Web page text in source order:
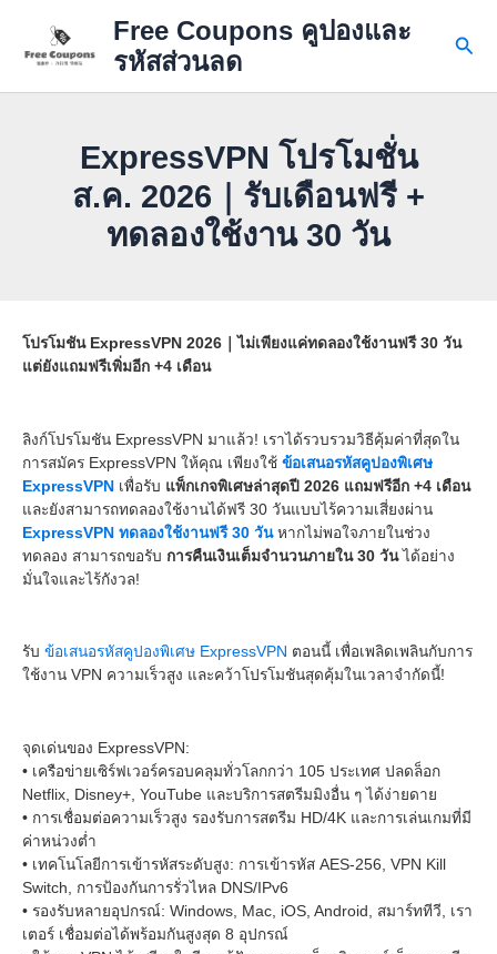
content
Free Coupons คูปองและ
รหัสส่วนลด
ExpressVPN โปรโมชั่น
ส.ค. 2026｜รับเดือนฟรี +
ทดลองใช้งาน 30 วัน
โปรโมชัน ExpressVPN 2026｜ไม่เพียงแค่ทดลองใช้งานฟรี 30 วัน
แต่ยังแถมฟรีเพิ่มอีก +4 เดือน
ลิงก์โปรโมชัน ExpressVPN มาแล้ว! เราได้รวบรวมวิธีคุ้มค่าที่สุดใน
การสมัคร ExpressVPN ให้คุณ เพียงใช้ ข้อเสนอรหัสคูปองพิเศษ
ExpressVPN เพื่อรับ แพ็กเกจพิเศษล่าสุดปี 2026 แถมฟรีอีก +4 เดือน
และยังสามารถทดลองใช้งานได้ฟรี 30 วันแบบไร้ความเสี่ยงผ่าน
ExpressVPN ทดลองใช้งานฟรี 30 วันหากไม่พอใจภายในช่วง
ทดลอง สามารถขอรับ การคืนเงินเต็มจำนวนภายใน 30 วันได้อย่าง
มั่นใจและไร้กังวล!
รับ ข้อเสนอรหัสคูปองพิเศษ ExpressVPN ตอนนี้ เพื่อเพลิดเพลินกับการ
ใช้งาน VPN ความเร็วสูง และคว้าโปรโมชันสุดคุ้มในเวลาจำกัดนี้!
จุดเด่นของ ExpressVPN:
• เครือข่ายเซิร์ฟเวอร์ครอบคลุมทั่วโลกกว่า 105 ประเทศ ปลดล็อก
Netflix, Disney+, YouTube และบริการสตรีมมิงอื่น ๆ ได้ง่ายดาย
• การเชื่อมต่อความเร็วสูง รองรับการสตรีม HD/4K และการเล่นเกมที่มี
ค่าหน่วงต่ำ
• เทคโนโลยีการเข้ารหัสระดับสูง: การเข้ารหัส AES-256, VPN Kill
Switch, การป้องกันการรั่วไหล DNS/IPv6
• รองรับหลายอุปกรณ์: Windows, Mac, iOS, Android, สมาร์ททีวี, เรา
เตอร์ เชื่อมต่อได้พร้อมกันสูงสุด 8 อุปกรณ์